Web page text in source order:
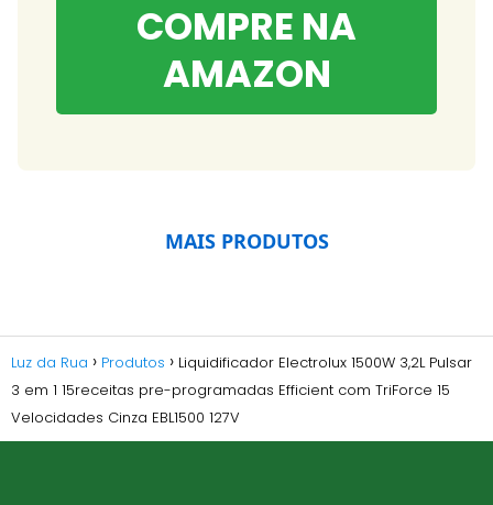
COMPRE NA
AMAZON
MAIS PRODUTOS
Luz da Rua Produtos
Liquidificador Electrolux 1500W 3,2L Pulsar
3 em 1 15receitas pre-programadas Efficient com TriForce 15
Velocidades Cinza EBL1500 127V